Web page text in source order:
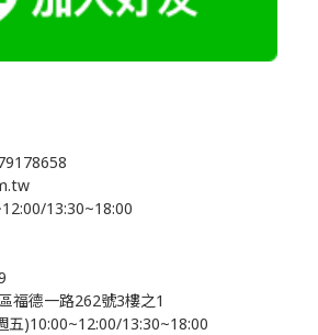
13:30~18:00
福德一路262號3樓之1
五)10:00~12:00/13:30~18:00